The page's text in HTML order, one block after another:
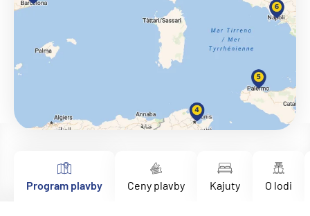
Program plavby Ceny plavby Kajuty O lodi